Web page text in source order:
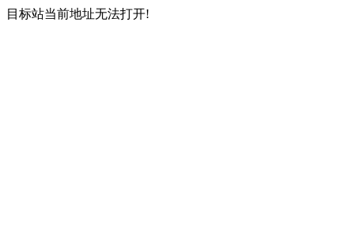
目标站当前地址无法打开!